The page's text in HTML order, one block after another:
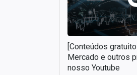
[Conteúdos
Mercado e outros
nosso Youtube